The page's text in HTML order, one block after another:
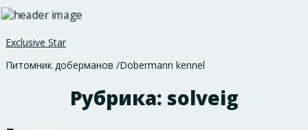
Exclusive Star
Питомник доберманов /Dobermann kennel
Рубрика: solveig